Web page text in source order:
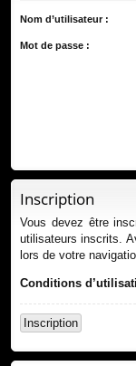
sNom d’utilisateur :
Mot de passe :
Inscription
Vous devez être
utilisateurs inscrits.
lors de votre
Conditions
Inscription